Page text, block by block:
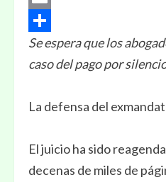
Email
Compartir
Se espera que los
caso del pago por
La defensa del
El juicio ha sido
decenas de miles de